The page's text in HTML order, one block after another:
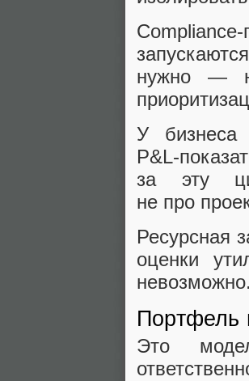
нужно —
У бизнеса
за эту
не про
Ресурсная
оценки
Портфель
Это